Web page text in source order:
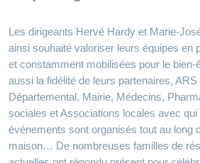
Les dirigeants Hervé Hardy et Marie-
ainsi souhaité valoriser leurs équipes en
et constamment mobilisées pour le
aussi la fidélité de leurs partenaires,
Départemental, Mairie, Médecins,
sociales et Associations locales avec qui
événements sont organisés tout au long
maison… De nombreuses familles de